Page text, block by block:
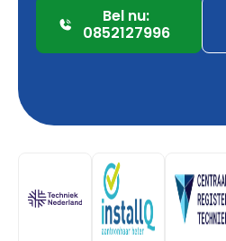
Bel nu:
0852127996